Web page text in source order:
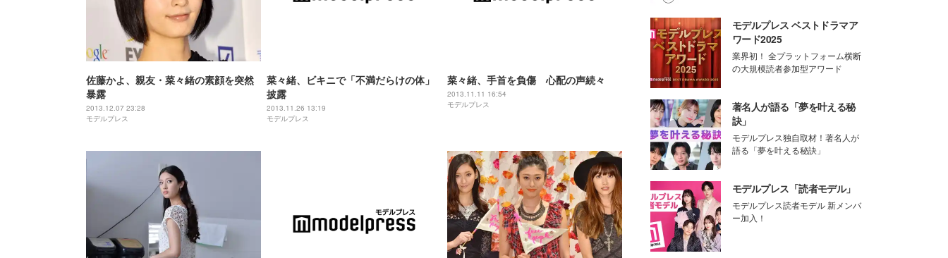
佐藤かよ、親友・菜々緒の素顔を突然
暴露
2013.12.07 23:28
モデルプレス
菜々緒、ビキニで「不満だらけの体」
披露
2013.11.26 13:19
モデルプレス
菜々緒、手首を負傷 心配の声続々
2013.11.11 16:54
モデルプレス
モデルプレス ベストドラマア
ワード2025
業界初！ 全プラットフォーム横断
の大規模読者参加型アワード
著名人が語る「夢を叶える秘
訣」
モデルプレス独自取材！著名人が
語る「夢を叶える秘訣」
モデルプレス「読者モデル」
モデルプレス読者モデル 新メンバ
ー加入！